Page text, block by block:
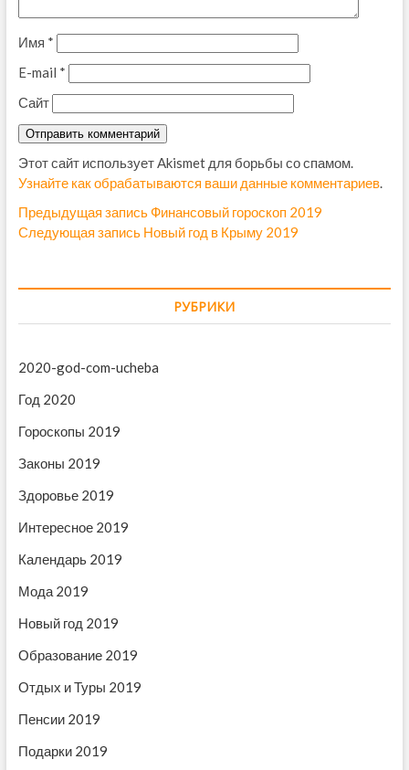
Имя *
E-mail *
Сайт
Этот сайт использует Akismet для борьбы со спамом.
Узнайте как обрабатываются ваши данные комментариев.
Н
а
г
а
ц
и
я
п
о
з
а
п
и
с
я
м
Предыдущая записьП
р
ы
а
Финансовый гороскоп 2019
Следующая запись С
д
а
Новый год в Крыму 2019
РУБРИКИ
2020-god-com-ucheba
Год 2020
Гороскопы 2019
Законы 2019
Здоровье 2019
Интересное 2019
Календарь 2019
Мода 2019
Новый год 2019
Образование 2019
Отдых и Туры 2019
Пенсии 2019
Подарки 2019